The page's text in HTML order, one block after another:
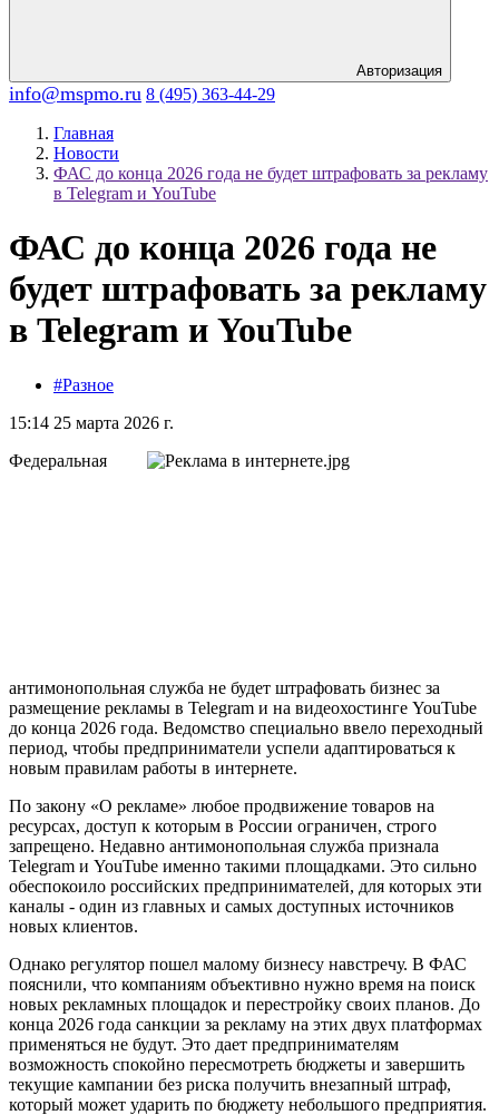
Авторизация
info@mspmo.ru 8 (495) 363-44-29
Главная
Новости
ФАС до конца 2026 года не будет штрафовать за рекламу
в Telegram и YouTube
ФАС до конца 2026 года не
будет штрафовать за рекламу
в Telegram и YouTube
#Разное
15:14 25 марта 2026 г.
Федеральная
антимонопольная служба не будет штрафовать бизнес за
размещение рекламы в Telegram и на видеохостинге YouTube
до конца 2026 года. Ведомство специально ввело переходный
период, чтобы предприниматели успели адаптироваться к
новым правилам работы в интернете.
По закону «О рекламе» любое продвижение товаров на
ресурсах, доступ к которым в России ограничен, строго
запрещено. Недавно антимонопольная служба признала
Telegram и YouTube именно такими площадками. Это сильно
обеспокоило российских предпринимателей, для которых эти
каналы - один из главных и самых доступных источников
новых клиентов.
Однако регулятор пошел малому бизнесу навстречу. В ФАС
пояснили, что компаниям объективно нужно время на поиск
новых рекламных площадок и перестройку своих планов. До
конца 2026 года санкции за рекламу на этих двух платформах
применяться не будут. Это дает предпринимателям
возможность спокойно пересмотреть бюджеты и завершить
текущие кампании без риска получить внезапный штраф,
который может ударить по бюджету небольшого предприятия.